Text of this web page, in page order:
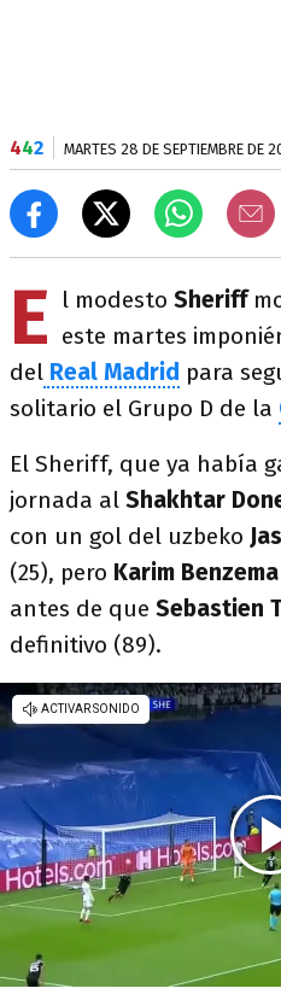
442 MARTES 28 DE SEPTIEMBRE DE
E l modesto Sheriff
este martes
del Real Madrid para
solitario el Grupo D de la
El Sheriff, que ya había
jornada al Shakhtar
con un gol del uzbeko
(25), pero Karim Benzema
antes de que Sebastien
definitivo (89).